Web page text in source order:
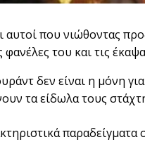
αυτοί που νιώθοντας
του και τις
δεν είναι η μόνη
τα είδωλα τους
παραδείγματα